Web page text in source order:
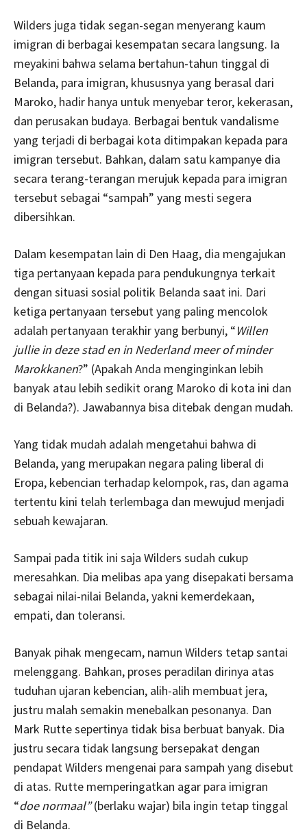
Wilders juga tidak segan-segan menyerang kaum
imigran di berbagai kesempatan secara langsung. Ia
meyakini bahwa selama bertahun-tahun tinggal di
Belanda, para imigran, khususnya yang berasal dari
Maroko, hadir hanya untuk menyebar teror, kekerasan,
dan perusakan budaya. Berbagai bentuk vandalisme
yang terjadi di berbagai kota ditimpakan kepada para
imigran tersebut. Bahkan, dalam satu kampanye dia
secara terang-terangan merujuk kepada para imigran
tersebut sebagai “sampah” yang mesti segera
dibersihkan.
Dalam kesempatan lain di Den Haag, dia mengajukan
tiga pertanyaan kepada para pendukungnya terkait
dengan situasi sosial politik Belanda saat ini. Dari
ketiga pertanyaan tersebut yang paling mencolok
adalah pertanyaan terakhir yang berbunyi, “Willen
jullie in deze stad en in Nederlandmeer of minder
Marokkanen?” (Apakah Anda menginginkan lebih
banyak atau lebih sedikit orang Maroko di kota ini dan
di Belanda?). Jawabannya bisa ditebak dengan mudah.
Yang tidak mudah adalah mengetahui bahwa di
Belanda, yang merupakan negara paling liberal di
Eropa, kebencian terhadap kelompok, ras, dan agama
tertentu kini telah terlembaga dan mewujud menjadi
sebuah kewajaran.
Sampai pada titik ini saja Wilders sudah cukup
meresahkan. Dia melibas apa yang disepakati bersama
sebagai nilai-nilai Belanda, yakni kemerdekaan,
empati, dan toleransi.
Banyak pihak mengecam, namun Wilders tetap santai
melenggang. Bahkan, proses peradilan dirinya atas
tuduhan ujaran kebencian, alih-alih membuat jera,
justru malah semakin menebalkan pesonanya. Dan
Mark Rutte sepertinya tidak bisa berbuat banyak. Dia
justru secara tidak langsung bersepakat dengan
pendapat Wilders mengenai para sampah yang disebut
di atas. Rutte memperingatkan agar para imigran
“doe normaal”(berlaku wajar) bila ingin tetap tinggal
di Belanda.